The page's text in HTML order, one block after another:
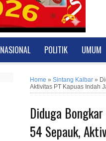
NASIONAL POLITIK UMUM
Home » Sintang Kalbar »
Aktivitas PT Kapuas Indah
Diduga
54 Sepauk,